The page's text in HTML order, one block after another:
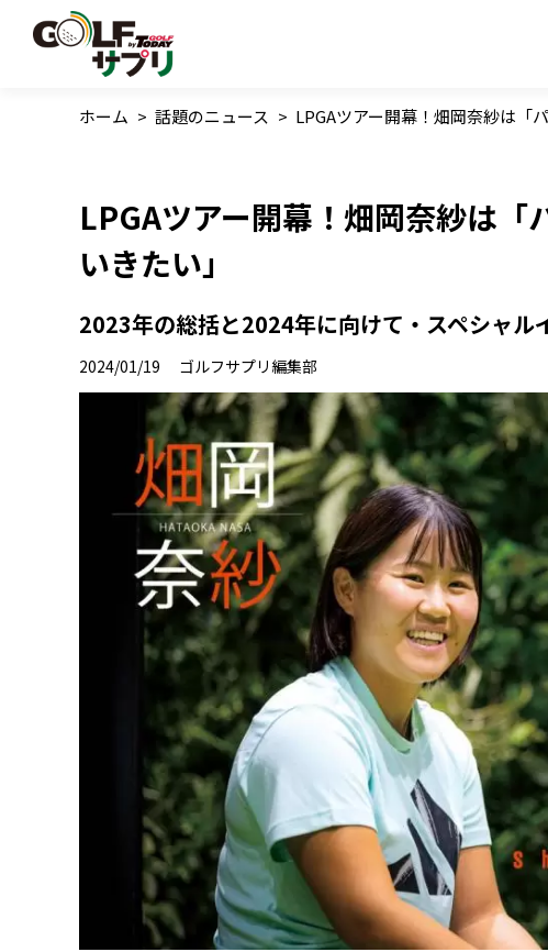
ホーム > 話題のニュース > LPGAツアー開幕！畑岡奈紗は「
LPGAツアー開幕！畑岡奈紗は「
いきたい」
2023年の総括と2024年に向けて・スペシャル
2024/01/19 ゴルフサプリ編集部